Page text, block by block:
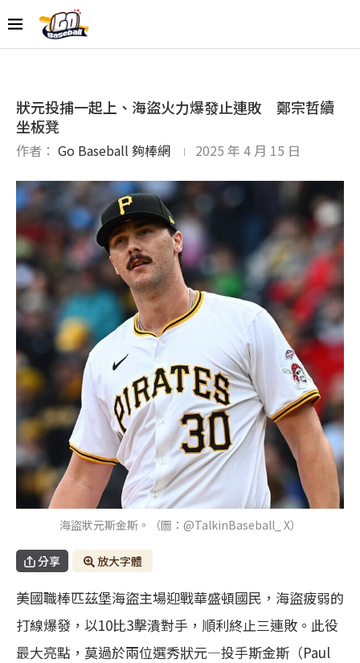
狀元投捕一起上、海盜火力爆發止連敗 鄭宗哲續
坐板凳
作者： Go Baseball 夠棒網 2025 年 4 月 15 日
海盜狀元斯金斯。（圖：@TalkinBaseball_ X）
分享 放大字體
美國職棒匹茲堡海盜主場迎戰華盛頓國民，海盜疲弱的
打線爆發，以10比3擊潰對手，順利終止三連敗。此役
最大亮點，莫過於兩位選秀狀元—投手斯金斯（Paul